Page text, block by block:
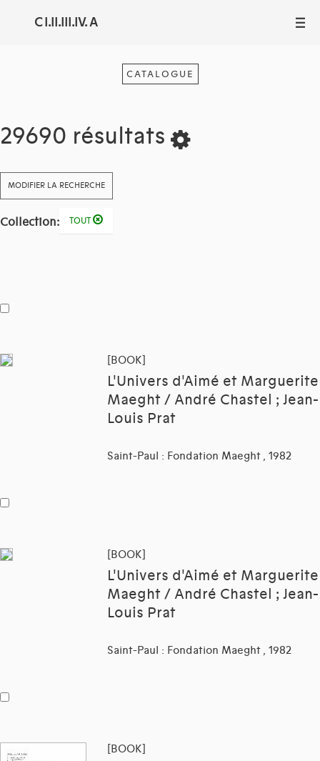
C I.II.III.IV. A III
CATALOGUE
29690 résultats
MODIFIER LA RECHERCHE
Collection: TOUT
[BOOK]
L'Univers d'Aimé et Marguerite
Maeght / André Chastel ; Jean-
Louis Prat
Saint-Paul : Fondation Maeght , 1982
[BOOK]
L'Univers d'Aimé et Marguerite
Maeght / André Chastel ; Jean-
Louis Prat
Saint-Paul : Fondation Maeght , 1982
[BOOK]